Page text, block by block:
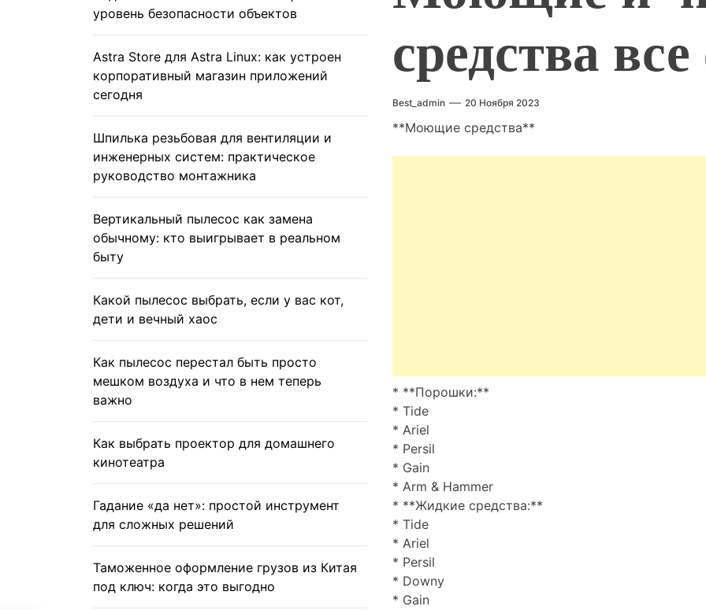
средства
Best_admin 20 Ноября 2023
**Моющие средства**
* **Порошки:**
* Tide
* Ariel
* Persil
* Gain
* Arm & Hammer
* **Жидкие средства:**
* Tide
* Ariel
* Persil
* Downy
* Gain
уровень безопасности объектов
Astra Store для Astra Linux: как устроен
корпоративный магазин приложений
сегодня
Шпилька резьбовая для вентиляции и
инженерных систем: практическое
руководство монтажника
Вертикальный пылесос как замена
обычному: кто выигрывает в реальном
быту
Какой пылесос выбрать, если у вас кот,
дети и вечный хаос
Как пылесос перестал быть просто
мешком воздуха и что в нем теперь
важно
Как выбрать проектор для домашнего
кинотеатра
Гадание «да нет»: простой инструмент
для сложных решений
Таможенное оформление грузов из Китая
под ключ: когда это выгодно